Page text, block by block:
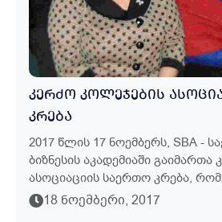
ᲙᲔᲠᲫᲝ ᲙᲝᲚᲔᲯᲔᲑᲘᲡ
ᲙᲠᲔᲑᲐ
2017 Წლის 17 Ნოემბერს, SBA -
Ბიზნესის Აკადემიაში
Ასოციაციის Საერთო Კრება,
Ესწრებოდნენ Განათლების
Განვითარების Ეროვნული
18 ᲜᲝᲔᲛᲑᲔᲠᲘ, 2017